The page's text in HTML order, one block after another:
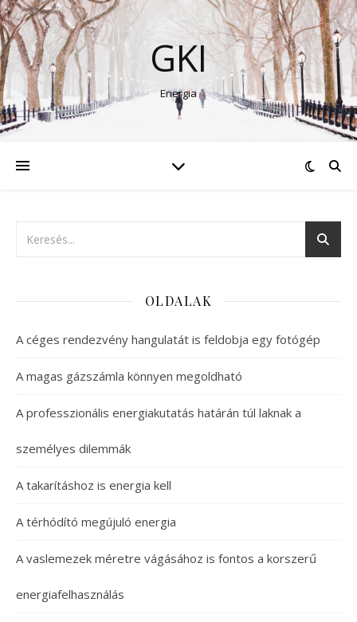
GKI
Energia
OLDALAK
A céges rendezvény hangulatát is feldobja egy fotógép
A magas gázszámla könnyen megoldható
A professzionális energiakutatás határán túl laknak a
személyes dilemmák
A takarításhoz is energia kell
A térhódító megújuló energia
A vaslemezek méretre vágásához is fontos a korszerű
energiafelhasználás